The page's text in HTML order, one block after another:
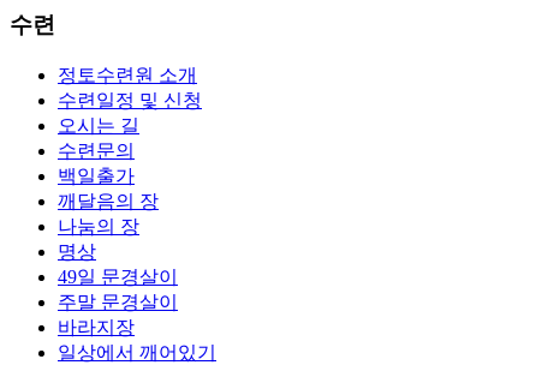
수련
정토수련원 소개
수련일정 및 신청
오시는 길
수련문의
백일출가
깨달음의 장
나눔의 장
명상
49일 문경살이
주말 문경살이
바라지장
일상에서 깨어있기